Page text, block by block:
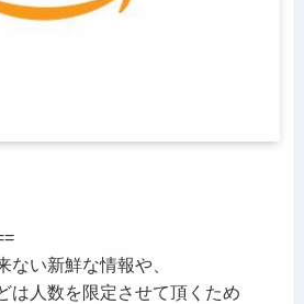
ない新鮮な情報や、
は人数を限定させて頂くため